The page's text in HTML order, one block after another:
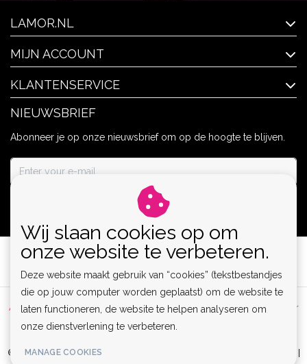
LAMOR.NL
MIJN ACCOUNT
KLANTENSERVICE
NIEUWSBRIEF
Abonneer je op onze nieuwsbrief om op de hoogte te blijven.
Algemene voorwaarden | Privacy Policy | Sitemap |
Disclaimer
RSS Feed
© Copyright 2026 - Lamor | Clubwear, Lingerie & Kinky Fashion XS-6XL |
Wij slaan cookies op om
onze website te verbeteren.
Deze website maakt gebruik van “cookies” (tekstbestandjes
die op jouw computer worden geplaatst) om de website te
laten functioneren, de website te helpen analyseren om
onze dienstverlening te verbeteren.
MANAGE COOKIES